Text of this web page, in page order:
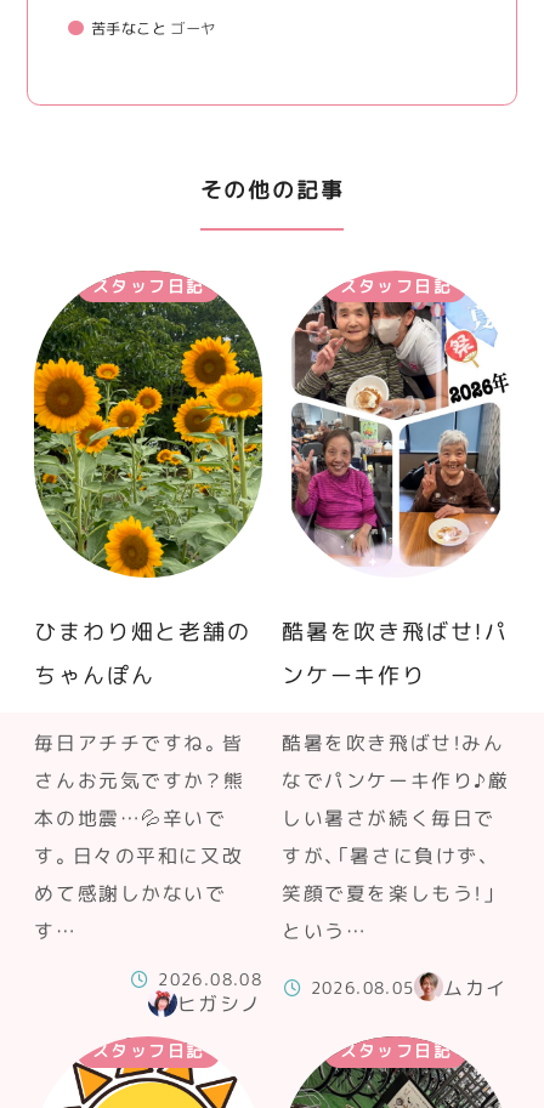
苦手なこと ゴーヤ
その他の記事
スタッフ日記
ひまわり畑と老舗の
ちゃんぽん
毎日アチチですね。皆
さんお元気ですか？熊
本の地震…💦辛いで
す。日々の平和に又改
めて感謝しかないで
す…
2026.08.08
ヒガシノ
スタッフ日記
酷暑を吹き飛ばせ！パ
ンケーキ作り
酷暑を吹き飛ばせ！みん
なでパンケーキ作り♪厳
しい暑さが続く毎日で
すが、「暑さに負けず、
笑顔で夏を楽しもう！」
という…
2026.08.05 ムカイ
スタッフ日記 スタッフ日記